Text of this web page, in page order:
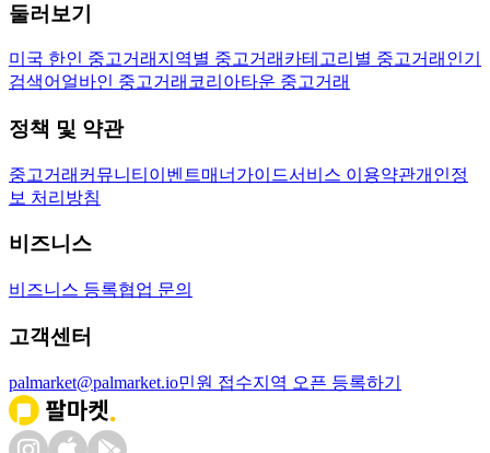
둘러보기
미국 한인 중고거래 지역별 중고거래 카테고리별 중고거래 인기
검색어 얼바인 중고거래 코리아타운 중고거래
정책 및 약관
중고거래 커뮤니티 이벤트매너가이드서비스 이용약관개인정
보 처리방침
비즈니스
비즈니스 등록협업 문의
고객센터
palmarket@palmarket.io민원 접수지역 오픈 등록하기